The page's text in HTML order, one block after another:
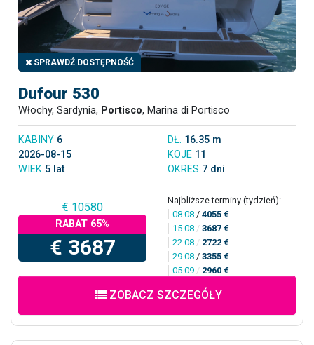
SPRAWDŹ DOSTĘPNOŚĆ
Dufour 530
Włochy, Sardynia, Portisco, Marina di Portisco
KABINY 6 DŁ. 16.35 m
2026-08-15
KOJE 11
WIEK 5 lat OKRES 7 dni
€ 10580
RABAT 65%
€ 3687
Najbliższe terminy (tydzień):
08.08/4055 €
15.08 / 3687 €
22.08 / 2722 €
29.08/3355 €
05.09 / 2960 €
ZOBACZ SZCZEGÓŁY